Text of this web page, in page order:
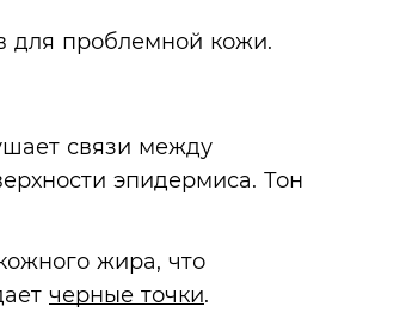
для проблемной кожи.
связи между
эпидермиса. Тон
жира, что
черные точки.